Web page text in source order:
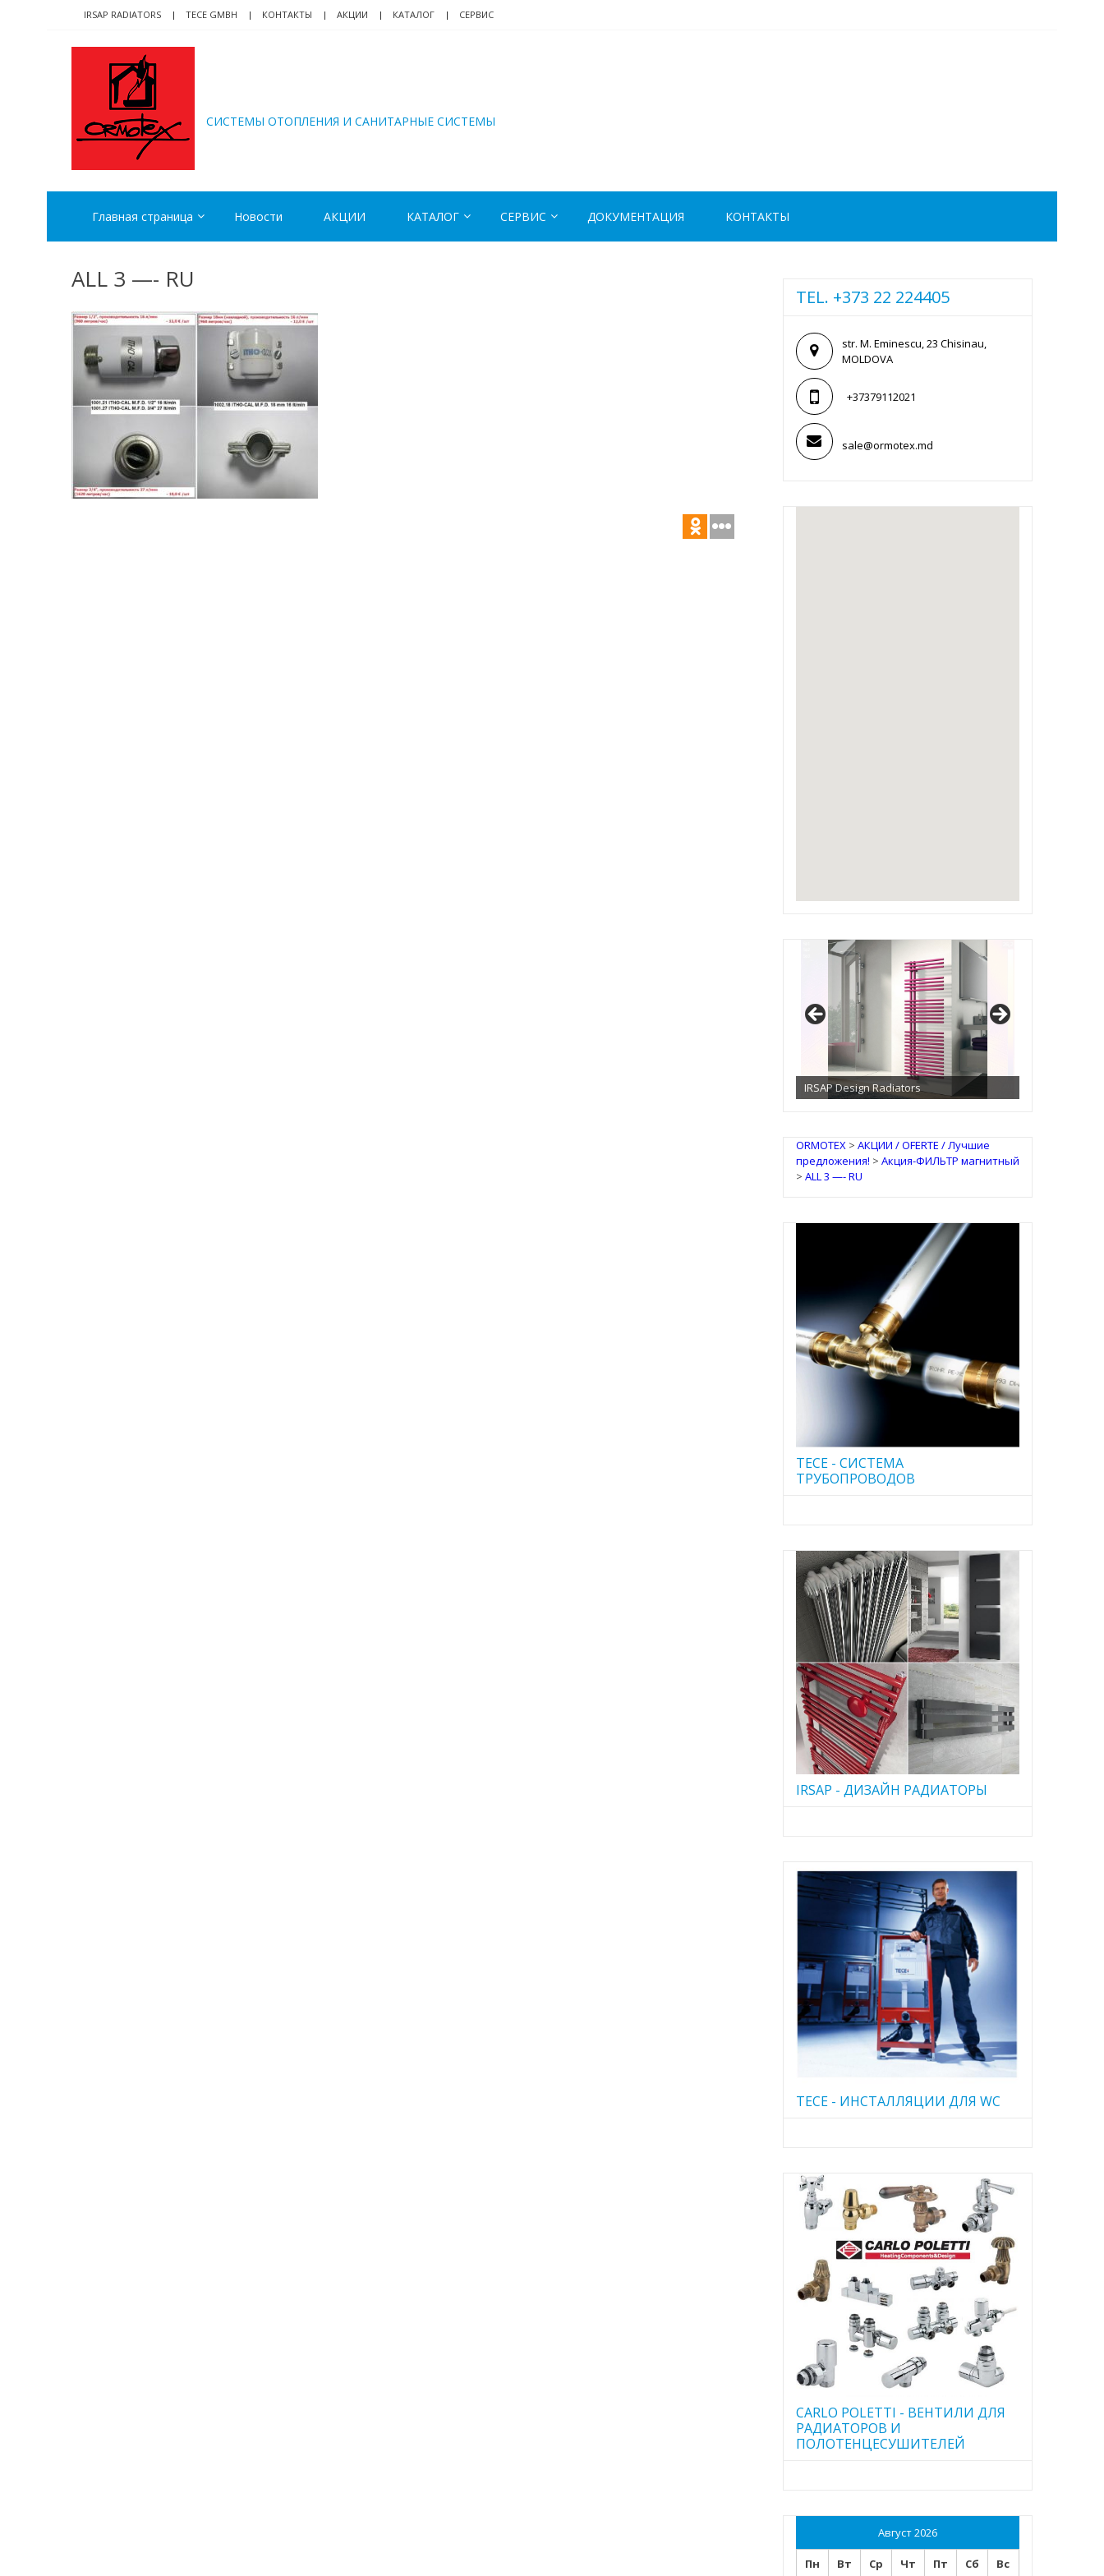
navigation
content
IRSAP RADIATORS TECE GMBH КОНТАКТЫ АКЦИИ КАТАЛОГ СЕРВИС
CИСТЕМЫ ОТОПЛЕНИЯ И САНИТАРНЫЕ СИСТЕМЫ
Главная страница Новости АКЦИИ КАТАЛОГ СЕРВИС ДОКУМЕНТАЦИЯ КОНТАКТЫ
ALL 3 —- RU
TEL. +373 22 224405
str. M. Eminescu, 23 Chisinau,
MOLDOVA
+37379112021
sale@ormotex.md
IRSAP Design Radiators
ORMOTEX> АКЦИИ / OFERTE / Лучшие
предложения! > Акция-ФИЛЬТР магнитный
> ALL 3 —- RU
TECE - CИСТЕМА
ТРУБОПРОВОДОВ
IRSAP - ДИЗАЙН РАДИАТОРЫ
TECE - ИНСТАЛЛЯЦИИ ДЛЯ WC
CARLO POLETTI - ВЕНТИЛИ ДЛЯ
РАДИАТОРОВ И
ПОЛОТЕНЦЕСУШИТЕЛЕЙ
Август 2026
Пн Вт Ср Чт Пт Сб Вс